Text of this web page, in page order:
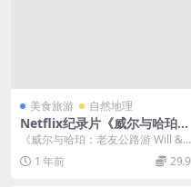
美食旅游 自然地理
Netflix纪录片《威尔与哈珀：
老友公路游 Will & Harper 20
24》英语中英双字 无水印纯净
版 1080P/MKV/4.49G 美国公
《威尔与哈珀：老友公路游 Will &
Harper 2024》：一场跨...
1 年前 29.9